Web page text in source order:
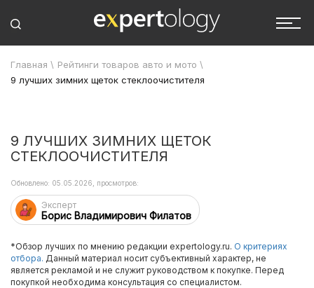
Главная \ Рейтинги товаров авто и мото \
9 лучших зимних щеток стеклоочистителя
9 ЛУЧШИХ ЗИМНИХ ЩЕТОК
СТЕКЛООЧИСТИТЕЛЯ
Эксперт
Борис Владимирович Филатов
Обновлено: 05.05.2026, просмотров:
*Обзор лучших по мнению редакции expertology.ru. О критериях
отбора. Данный материал носит субъективный характер, не
является рекламой и не служит руководством к покупке. Перед
покупкой необходима консультация со специалистом.